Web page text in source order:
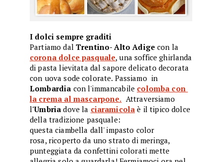
I dolci sempre graditi
Partiamo dal Trentino- Alto Adigecon la
corona dolce pasquale, una soffice ghirlanda
di pasta lievitata dal sapore delicato decorata
con uova sode colorate. Passiamo in
Lombardia con l'immancabile colomba con
la crema al mascarpone. Attraversiamo
l'Umbriadove la ciaramicola è il tipico dolce
della tradizione pasquale:
questa ciambella dall' impasto color
rosa, ricoperto da uno strato di meringa,
punteggiata da confettini colorati mette